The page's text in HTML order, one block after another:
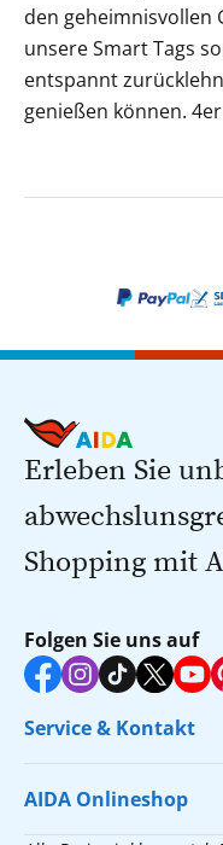
den geheimnisvollen
unsere Smart Tags
entspannt
genießen können.
Erleben Sie
Shopping mit
Folgen Sie uns auf
Service & Kontakt
AIDA Onlineshop